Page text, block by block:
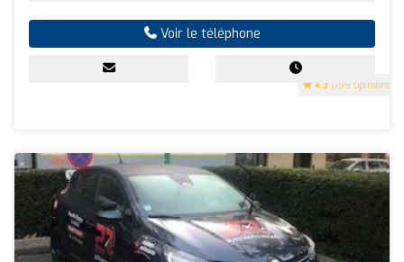
4.3 (199 Opinions)
Voir le téléphone